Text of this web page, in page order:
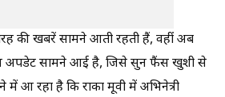
की खबरें सामने आती रहती हैं, वहीं अब
अपडेट सामने आई है, जिसे सुन फैंस खुशी से
आ रहा है कि राका मूवी में अभिनेत्री